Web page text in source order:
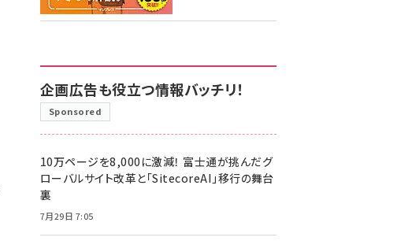
企画広告も役立つ情報バッチリ！
Sponsored
10万ページを8,000に激減！ 富士通が挑んだグ
ローバルサイト改革と「SitecoreAI」移行の舞台
裏
7月29日 7:05